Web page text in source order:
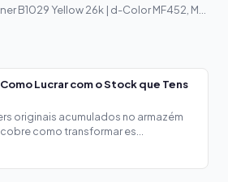
Lucrar com o Stock que Tens
originais acumulados no armazém
como transformar es...